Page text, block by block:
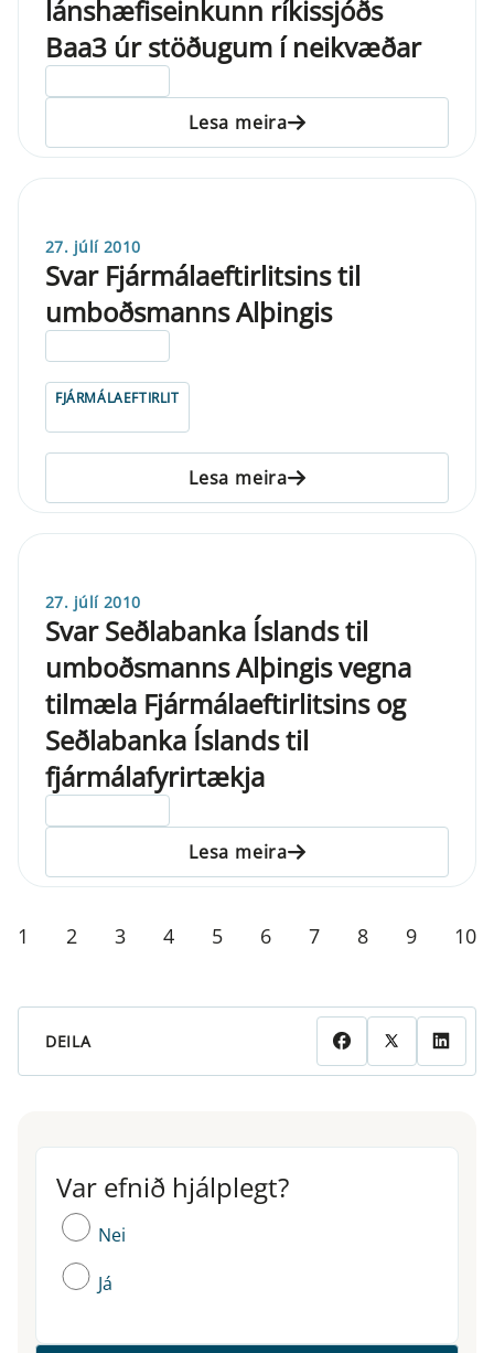
lánshæfiseinkunn ríkissjóðs
Baa3 úr stöðugum í neikvæðar
Lesa meira
27. júlí 2010
Svar Fjármálaeftirlitsins til
umboðsmanns Alþingis
FJÁRMÁLAEFTIRLIT
Lesa meira
27. júlí 2010
Svar Seðlabanka Íslands til
umboðsmanns Alþingis vegna
tilmæla Fjármálaeftirlitsins og
Seðlabanka Íslands til
fjármálafyrirtækja
Lesa meira
1 2 3 4 5 6 7 8 9 10
DEILA
Var efnið hjálplegt?
Var efnið hjálplegt?
Nei
Já